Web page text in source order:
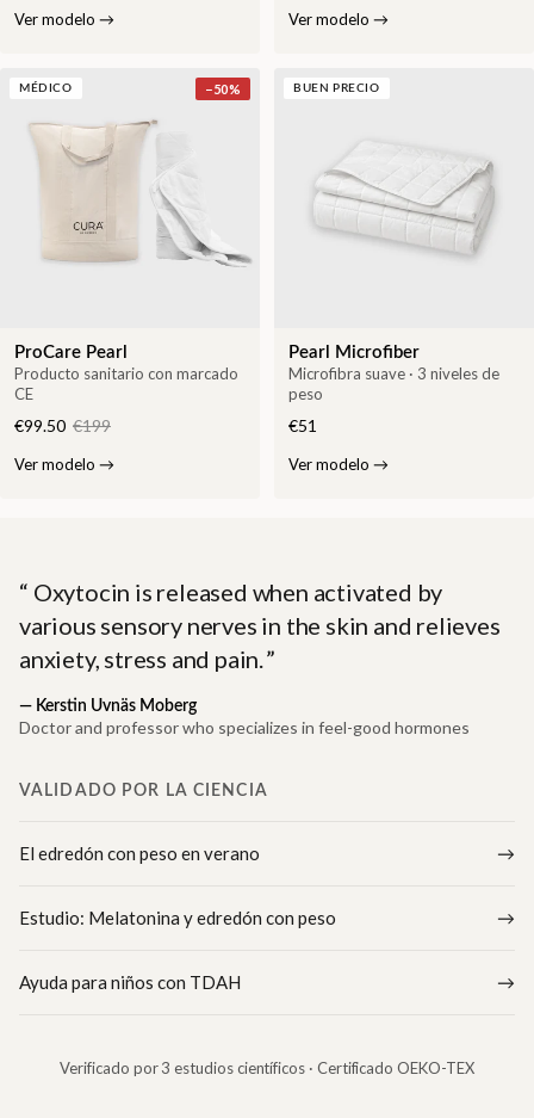
Ver modelo → Ver modelo →
MÉDICO −50%
ProCare Pearl
Producto sanitario con marcado
CE
€99.50 €199
Ver modelo →
BUEN PRECIO
Pearl Microfiber
Microfibra suave · 3 niveles de
peso
€51
Ver modelo →
Oxytocin is released when activated by
various sensory nerves in the skin and relieves
anxiety, stress and pain.
— Kerstin Uvnäs Moberg
Doctor and professor who specializes in feel-good hormones
VALIDADO POR LA CIENCIA
El edredón con peso en verano
Estudio: Melatonina y edredón con peso
Ayuda para niños con TDAH
Verificado por 3 estudios científicos · Certificado OEKO-TEX